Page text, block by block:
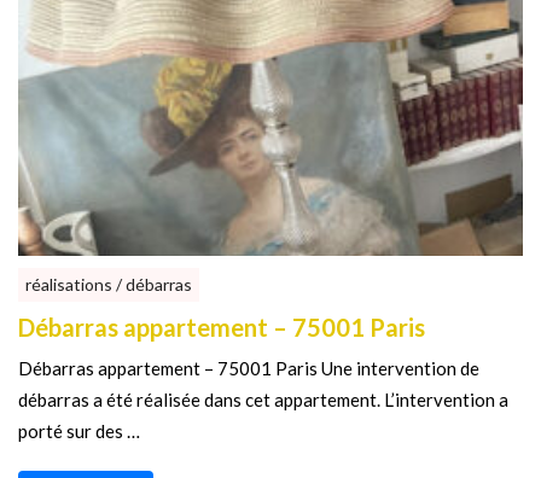
réalisations / débarras
Débarras appartement – 75001 Paris
Débarras appartement – 75001 Paris Une intervention de
débarras a été réalisée dans cet appartement. L’intervention a
porté sur des …